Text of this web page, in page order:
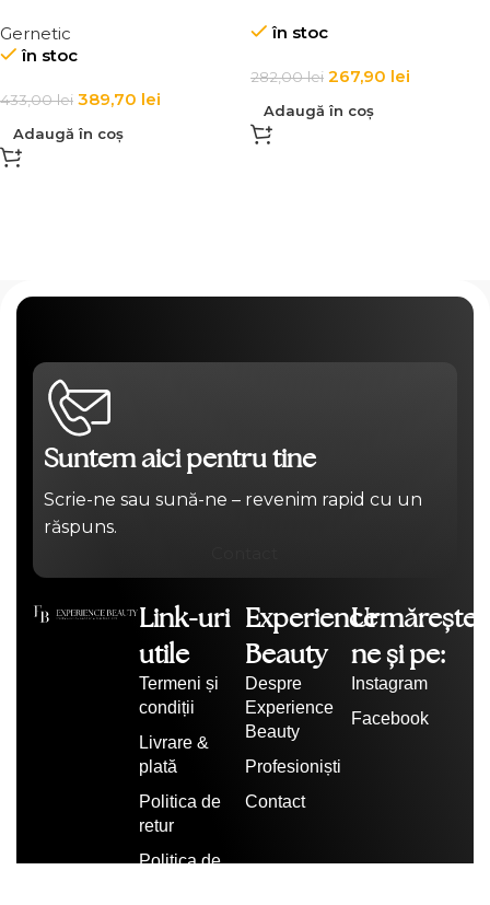
Gernetic
în stoc
433,00lei 389,70 lei
Adaugă în coș
în stoc
282,00lei 267,90 lei
Adaugă în coș
Suntem aici pentru tine
Scrie-ne sau sună-ne – revenim rapid cu un
răspuns.
Link-uri
utile
Termeni și
condiții
Livrare &
plată
Politica de
retur
Politica de
Experience
Beauty
Despre
Experience
Beauty
Profesioniști
Contact
Urmărește-
ne și pe:
Instagram
Facebook